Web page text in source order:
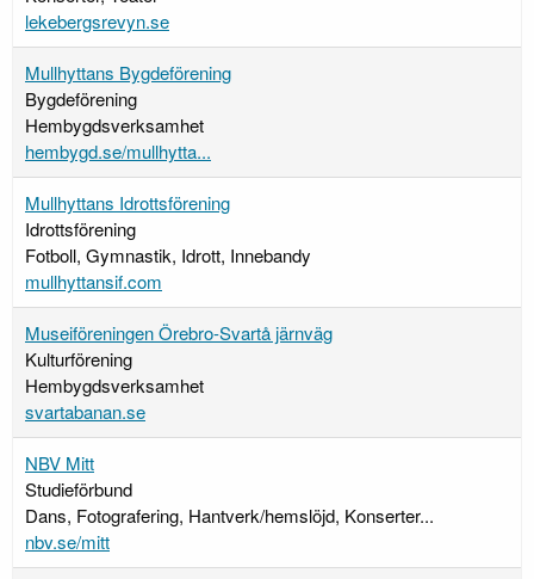
lekebergsrevyn.se
Mullhyttans Bygdeförening
Bygdeförening
Hembygdsverksamhet
hembygd.se/mullhytta...
Mullhyttans Idrottsförening
Idrottsförening
Fotboll, Gymnastik, Idrott, Innebandy
mullhyttansif.com
Museiföreningen Örebro-Svartå järnväg
Kulturförening
Hembygdsverksamhet
svartabanan.se
NBV Mitt
Studieförbund
Dans, Fotografering, Hantverk/hemslöjd, Konserter...
nbv.se/mitt